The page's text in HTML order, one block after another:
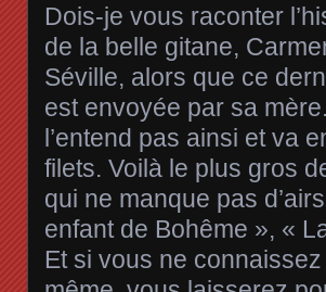
Dois-je vous raconter
de la belle gitane,
Séville, alors que ce
est envoyée par sa
l’entend pas ainsi et va
filets. Voilà le plus gros
qui ne manque pas
enfant de Bohême », «
Et si vous ne